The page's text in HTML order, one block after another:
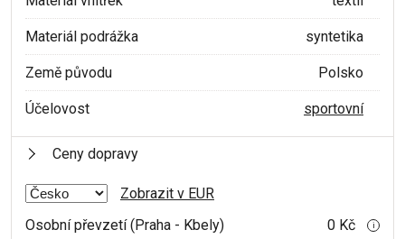
Materiál podrážka syntetika
Země původu Polsko
Účelovost sportovní
Ceny dopravy
Zobrazit v EUR
Osobní převzetí (Praha - Kbely)
0 Kč i